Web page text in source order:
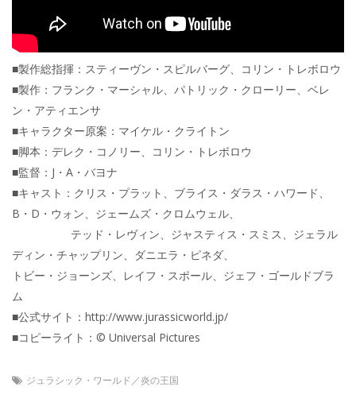
■製作総指揮：スティーヴン・スピルバーグ、コリン・トレボロウ
■製作：フランク・マーシャル、パトリック・クローリー、ベレ
ン・アティエンサ
■キャラクター原案：マイケル・クライトン
■脚本：デレク・コノリー、コリン・トレボロウ
■監督：J・A・バヨナ
■キャスト：クリス・プラット、ブライス・ダラス・ハワード、
B・D・ウォン、ジェームズ・クロムウェル、
テッド・レヴィン、ジャスティス・スミス、ジェラル
ディン・チャップリン、ダニエラ・ピネダ、
トビー・ジョーンズ、レイフ・スポール、ジェフ・ゴールドブラ
ム
■公式サイト：http://www.jurassicworld.jp/
■コピーライト：© Universal Pictures
ジュラシック・ワールド／炎の王国